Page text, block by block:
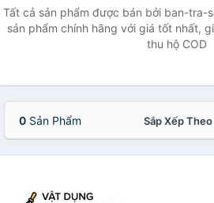
Tất cả sản phẩm được bán bởi ban-tra-
sản phẩm chính hãng với giá tốt nhất,
thu hộ COD
0 Sản Phẩm Sắp Xếp Theo